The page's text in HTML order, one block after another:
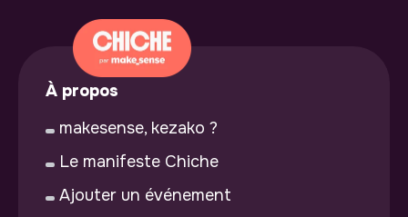
À propos
makesense, kezako ?
Le manifeste Chiche
Ajouter un événement